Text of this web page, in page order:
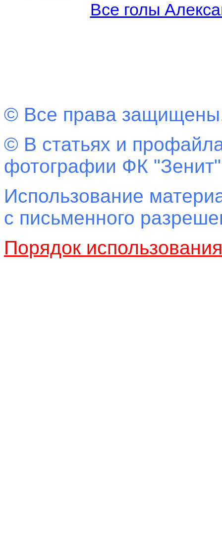
Все голы
© Все права
© В статьях и
фотографии ФК
Использование
с письменного
Порядок